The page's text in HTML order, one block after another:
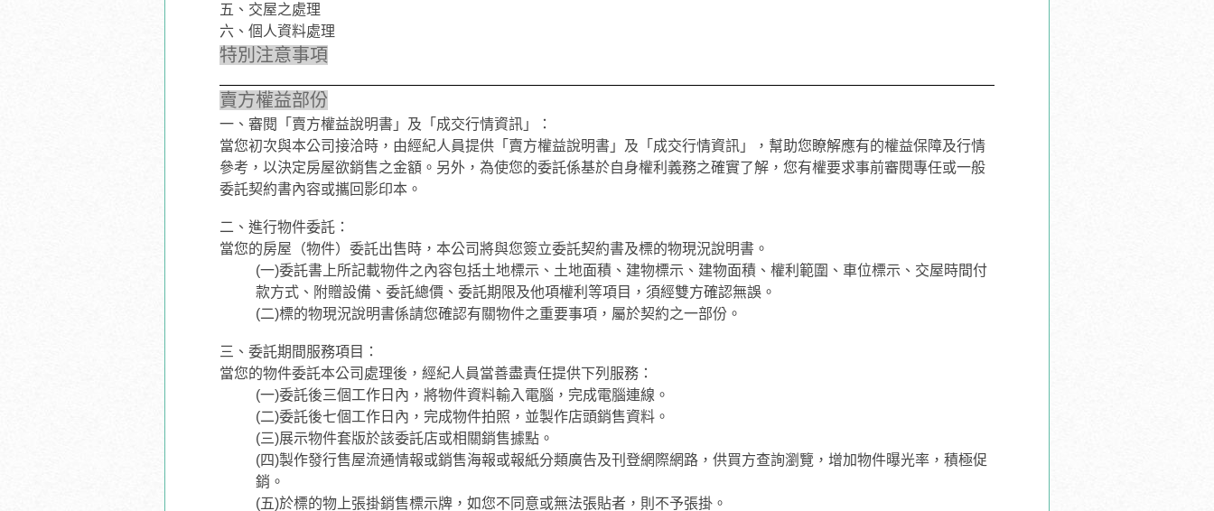
五、 交屋之處理
六、 個人資料處理
特別注意事項
賣方權益部份
一、審閱「賣方權益說明書」及「成交行情資訊」：
當您初次與本公司接洽時，由經紀人員提供「賣方權益說明書」及「成交行情資訊」，幫助您瞭解應有的權益保障及行情
參考，以決定房屋欲銷售之金額。另外，為使您的委託係基於自身權利義務之確實了解，您有權要求事前審閱專任或一般
委託契約書內容或攜回影印本。
二、進行物件委託：
當您的房屋（物件）委託出售時，本公司將與您簽立委託契約書及標的物現況說明書。
(一)委託書上所記載物件之內容包括土地標示、土地面積、建物標示、建物面積、權利範圍、車位標示、交屋時間付
款方式、附贈設備、委託總價、委託期限及他項權利等項目，須經雙方確認無誤。
(二)標的物現況說明書係請您確認有關物件之重要事項，屬於契約之一部份。
三、委託期間服務項目：
當您的物件委託本公司處理後，經紀人員當善盡責任提供下列服務：
(一)委託後三個工作日內，將物件資料輸入電腦，完成電腦連線。
(二)委託後七個工作日內，完成物件拍照，並製作店頭銷售資料。
(三)展示物件套版於該委託店或相關銷售據點。
(四)製作發行售屋流通情報或銷售海報或報紙分類廣告及刊登網際網路，供買方查詢瀏覽，增加物件曝光率，積極促
銷。
(五)於標的物上張掛銷售標示牌，如您不同意或無法張貼者，則不予張掛。